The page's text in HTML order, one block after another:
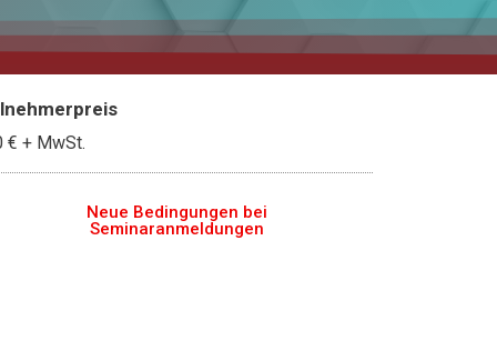
€ + MwSt.
Neue Bedingungen bei
Seminaranmeldungen